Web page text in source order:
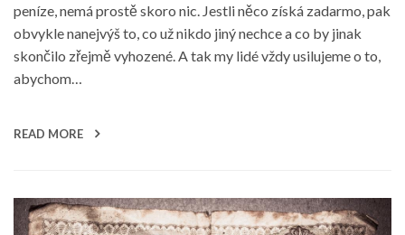
peníze, nemá prostě skoro nic. Jestli něco získá zadarmo, pak
obvykle nanejvýš to, co už nikdo jiný nechce a co by jinak
skončilo zřejmě vyhozené. A tak my lidé vždy usilujeme o to,
abychom…
READ MORE